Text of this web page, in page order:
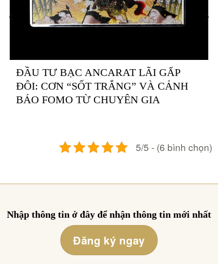
ĐẦU TƯ BẠC ANCARAT LÃI GẤP
ĐÔI: CƠN “SỐT TRẮNG” VÀ CẢNH
BÁO FOMO TỪ CHUYÊN GIA
5/5 - (6 bình chọn)
Nhập thông tin ở đây để nhận thông tin mới nhất
Đăng ký ngay